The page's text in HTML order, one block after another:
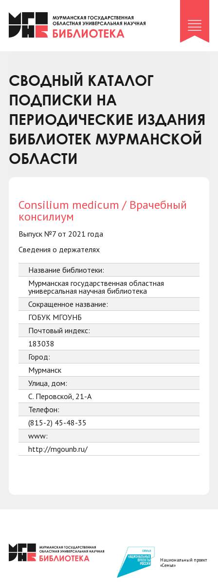
Клуб «Гиря и сельдерей»
Клуб «Семейный архив»
Коллегам
Контакты
СВОДНЫЙ КАТАЛОГ
ПОДПИСКИ НА
ПЕРИОДИЧЕСКИЕ ИЗДАНИЯ
БИБЛИОТЕК МУРМАНСКОЙ
ОБЛАСТИ
Consilium medicum / Врачебный
консилиум
Выпуск №7 от 2021 года
Сведения о держателях
Название библиотеки:
Мурманская государственная областная
универсальная научная библиотека
Сокращенное название:
ГОБУК МГОУНБ
Почтовый индекс:
183038
Город:
Мурманск
Улица, дом:
С. Перовской, 21-А
Телефон:
(815-2) 45-48-35
www:
http://mgounb.ru/
Национальный проект
«Семья»